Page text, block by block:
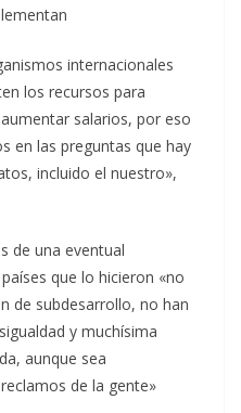
internacionales
los recursos para
salarios, por eso
en las preguntas que hay
incluido el nuestro»,
de una eventual
que lo hicieron «no
de subdesarrollo, no han
y muchísima
aunque sea
de la gente»